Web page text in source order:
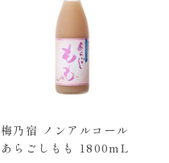
梅乃宿 ノンアルコール
あらごしもも 1800mL